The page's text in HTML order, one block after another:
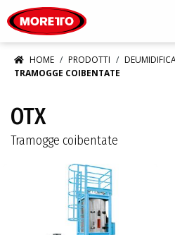
HOME PRODOTTI
TRAMOGGE COIBENTATE
OTX
Tramogge coibentate